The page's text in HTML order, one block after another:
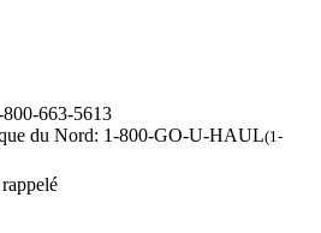
800-663-5613
du Nord: 1-800-GO-U-HAUL(1-